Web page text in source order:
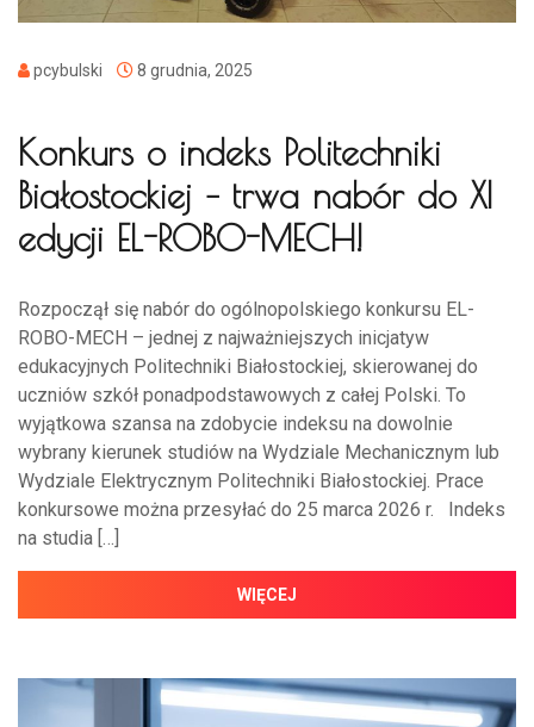
pcybulski 8 grudnia, 2025
Konkurs o indeks Politechniki
Białostockiej – trwa nabór do XI
edycji EL-ROBO-MECH!
Rozpoczął się nabór do ogólnopolskiego konkursu EL-
ROBO-MECH – jednej z najważniejszych inicjatyw
edukacyjnych Politechniki Białostockiej, skierowanej do
uczniów szkół ponadpodstawowych z całej Polski. To
wyjątkowa szansa na zdobycie indeksu na dowolnie
wybrany kierunek studiów na Wydziale Mechanicznym lub
Wydziale Elektrycznym Politechniki Białostockiej. Prace
konkursowe można przesyłać do 25 marca 2026 r. Indeks
na studia […]
WIĘCEJ